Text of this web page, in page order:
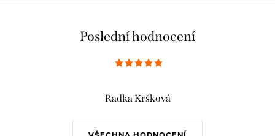
Poslední hodnocení
Radka Kršková